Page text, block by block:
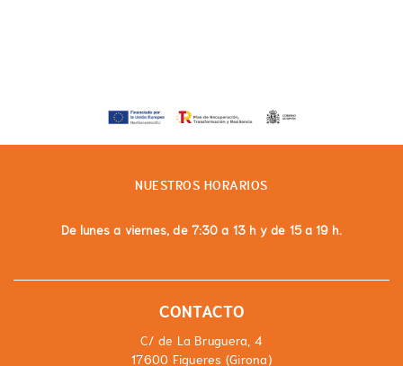
NUESTROS HORARIOS
De lunes a viernes, de 7:30 a 13 h y de 15 a 19 h.
CONTACTO
C/ de La Bruguera, 4
17600 Figueres (Girona)